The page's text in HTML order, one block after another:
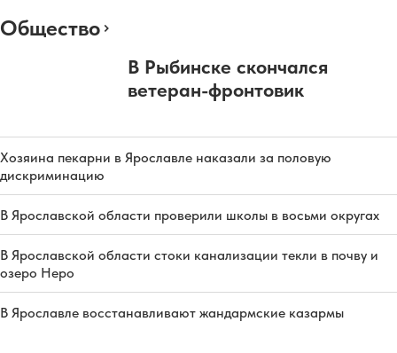
Общество
В Рыбинске скончался
ветеран-фронтовик
Хозяина пекарни в Ярославле наказали за половую
дискриминацию
В Ярославской области проверили школы в восьми округах
В Ярославской области стоки канализации текли в почву и
озеро Неро
В Ярославле восстанавливают жандармские казармы